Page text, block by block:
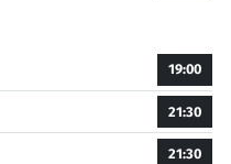
19:00
21:30
21:30